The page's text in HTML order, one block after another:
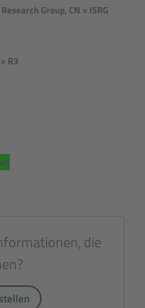
Group, CN = ISRG
R3
die